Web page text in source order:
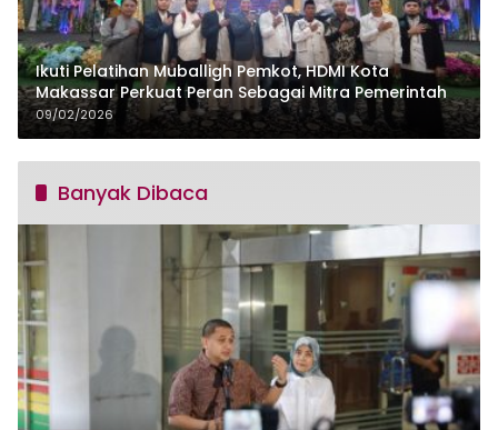
Ikuti Pelatihan Muballigh Pemkot, HDMI Kota
Makassar Perkuat Peran Sebagai Mitra Pemerintah
09/02/2026
Banyak Dibaca